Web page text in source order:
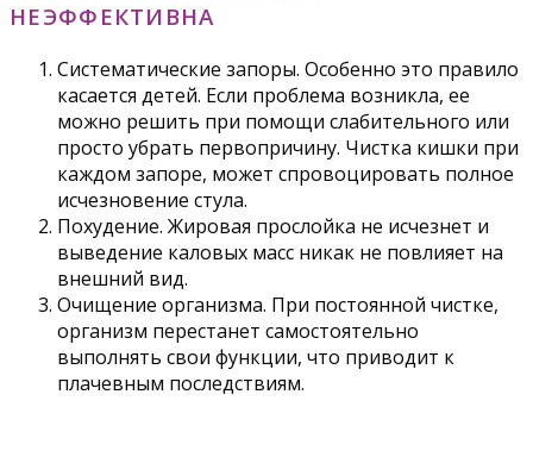
НЕЭФФЕКТИВНА
Систематические запоры. Особенно это правило
касается детей. Если проблема возникла, ее
можно решить при помощи слабительного или
просто убрать первопричину. Чистка кишки при
каждом запоре, может спровоцировать полное
исчезновение стула.
Похудение. Жировая прослойка не исчезнет и
выведение каловых масс никак не повлияет на
внешний вид.
Очищение организма. При постоянной чистке,
организм перестанет самостоятельно
выполнять свои функции, что приводит к
плачевным последствиям.